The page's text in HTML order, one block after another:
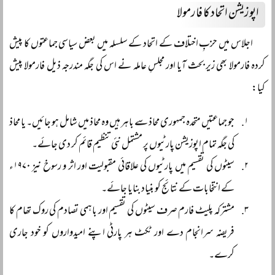
اپوزیشن اتحاد کا فارمولا
اجلاس میں حزبِ اختلاف کے اتحاد کے سلسلہ میں بعض سیاسی جماعتوں کا پیش
کردہ فارمولا بھی زیر بحث آیا اور مجلسِ عاملہ نے اس کی جگہ مندرجہ ذیل فارمولا پیش
کیا:
جو جماعتیں متحدہ جمہوری محاذ سے باہر ہیں وہ محاذ میں شامل ہو جائیں۔ یا محاذ
کی جگہ تمام اپوزیشن پارٹیوں پر مشتمل نئی تنظیم قائم کر دی جائے۔
سیٹوں کی تقسیم میں پارٹیوں کی علاقائی مقبولیت اور اثر و رسوخ نیز ۱۹۷۰ء
کے انتخابات کے نتائج کو بنیاد بنایا جائے۔
مشترکہ پلیٹ فارم صرف سیٹوں کی تقسیم اور باہمی تصادم کی روک تھام کا
فریضہ سرانجام دے اور ٹکٹ ہر پارٹی اپنے امیدواروں کو خود جاری
کرے۔